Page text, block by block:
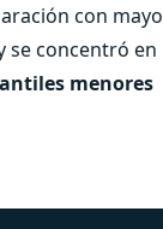
con mayo
se concentró en
menores